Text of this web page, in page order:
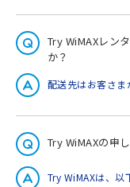
Try WiMAXレン
か？
Try WiMAXの申